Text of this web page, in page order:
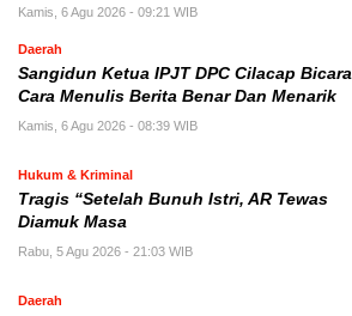
Kamis, 6 Agu 2026 - 09:21 WIB
Daerah
Sangidun Ketua IPJT DPC Cilacap Bicara
Cara Menulis Berita Benar Dan Menarik
Kamis, 6 Agu 2026 - 08:39 WIB
Hukum & Kriminal
Tragis “Setelah Bunuh Istri, AR Tewas
Diamuk Masa
Rabu, 5 Agu 2026 - 21:03 WIB
Daerah